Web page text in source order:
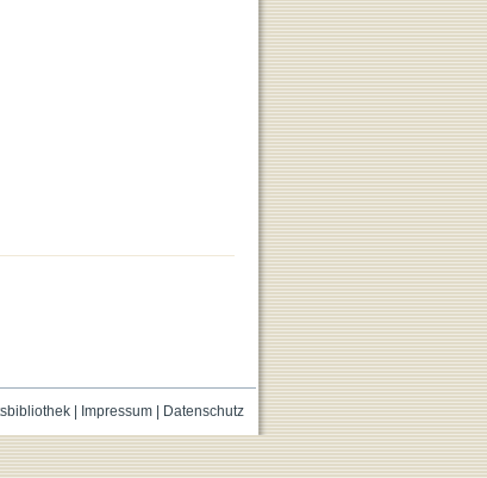
| Impressum| Datenschutz